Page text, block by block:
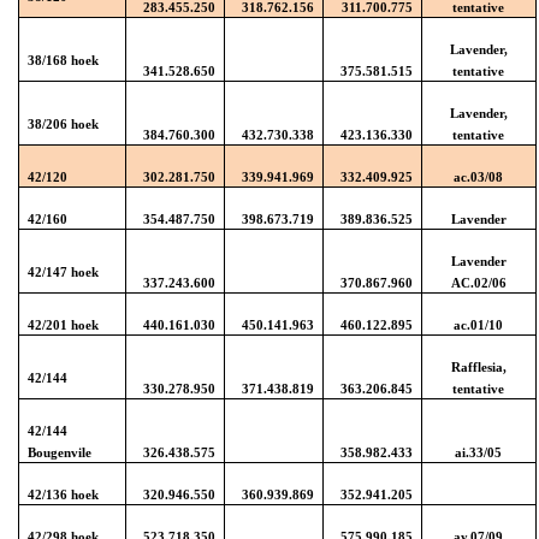
283.455.250
318.762.156 311.700.775
tentative
38/168 hoek
341.528.650
375.581.515
Lavender,
tentative
38/206 hoek
384.760.300
432.730.338 423.136.330
Lavender,
tentative
42/120 302.281.750 339.941.969 332.409.925 ac.03/08
42/160 354.487.750 398.673.719 389.836.525 Lavender
42/147 hoek
337.243.600
370.867.960
Lavender
AC.02/06
42/201 hoek 440.161.030 450.141.963 460.122.895 ac.01/10
42/144
330.278.950
371.438.819 363.206.845
Rafflesia,
tentative
42/144
Bougenvile
326.438.575 358.982.433 ai.33/05
42/136 hoek 320.946.550 360.939.869 352.941.205